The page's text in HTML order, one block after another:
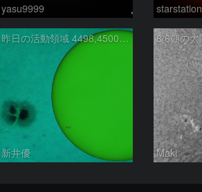
yasu9999 starstation
昨日の活動領域 4498,4500：2026/08/05
新井優 Maki